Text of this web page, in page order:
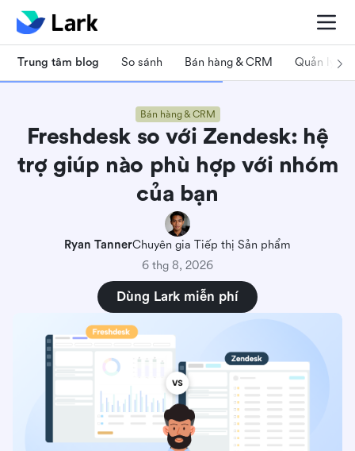
Trung tâm blog So sánh Bán hàng & CRM Quản lý dự
Bán hàng & CRM
Freshdesk so với Zendesk: hệ
trợ giúp nào phù hợp với nhóm
của bạn
Ryan TannerChuyên gia Tiếp thị Sản phẩm
6 thg 8, 2026
Dùng Lark miễn phí